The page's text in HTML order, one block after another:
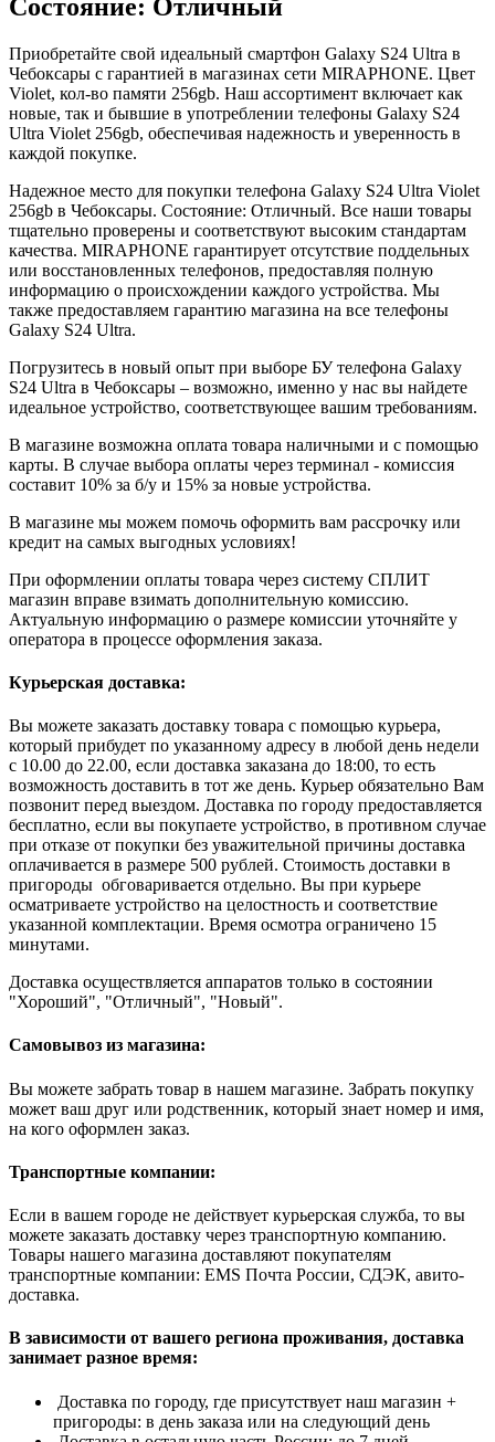
Состояние: Отличный
Приобретайте свой идеальный смартфон Galaxy S24 Ultra в
Чебоксары с гарантией в магазинах сети MIRAPHONE. Цвет
Violet, кол-во памяти 256gb. Наш ассортимент включает как
новые, так и бывшие в употреблении телефоны Galaxy S24
Ultra Violet 256gb, обеспечивая надежность и уверенность в
каждой покупке.
Надежное место для покупки телефона Galaxy S24 Ultra Violet
256gb в Чебоксары. Состояние: Отличный. Все наши товары
тщательно проверены и соответствуют высоким стандартам
качества. MIRAPHONE гарантирует отсутствие поддельных
или восстановленных телефонов, предоставляя полную
информацию о происхождении каждого устройства. Мы
также предоставляем гарантию магазина на все телефоны
Galaxy S24 Ultra.
Погрузитесь в новый опыт при выборе БУ телефона Galaxy
S24 Ultra в Чебоксары – возможно, именно у нас вы найдете
идеальное устройство, соответствующее вашим требованиям.
В магазине возможна оплата товара наличными и с помощью
карты. В случае выбора оплаты через терминал - комиссия
составит 10% за б/у и 15% за новые устройства.
В магазине мы можем помочь оформить вам рассрочку или
кредит на самых выгодных условиях!
При оформлении оплаты товара через систему СПЛИТ
магазин вправе взимать дополнительную комиссию.
Актуальную информацию о размере комиссии уточняйте у
оператора в процессе оформления заказа.
Курьерская доставка:
Вы можете заказать доставку товара с помощью курьера,
который прибудет по указанному адресу в любой день недели
с 10.00 до 22.00, если доставка заказана до 18:00, то есть
возможность доставить в тот же день. Курьер обязательно Вам
позвонит перед выездом. Доставка по городу предоставляется
бесплатно, если вы покупаете устройство, в противном случае
при отказе от покупки без уважительной причины доставка
оплачивается в размере 500 рублей. Стоимость доставки в
пригороды обговаривается отдельно. Вы при курьере
осматриваете устройство на целостность и соответствие
указанной комплектации. Время осмотра ограничено 15
минутами.
Доставка осуществляется аппаратов только в состоянии
"Хороший", "Отличный", "Новый".
Самовывоз из магазина:
Вы можете забрать товар в нашем магазине. Забрать покупку
может ваш друг или родственник, который знает номер и имя,
на кого оформлен заказ.
Транспортные компании:
Если в вашем городе не действует курьерская служба, то вы
можете заказать доставку через транспортную компанию.
Товары нашего магазина доставляют покупателям
транспортные компании: EMS Почта России, СДЭК, авито-
доставка.
В зависимости от вашего региона проживания, доставка
занимает разное время:
Доставка по городу, где присутствует наш магазин +
пригороды: в день заказа или на следующий день